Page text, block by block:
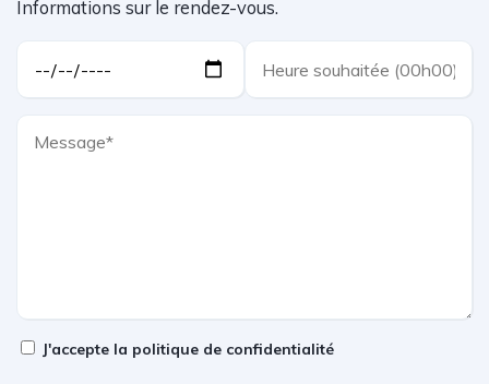
Informations sur le rendez-vous.
J'accepte la politique de confidentialité